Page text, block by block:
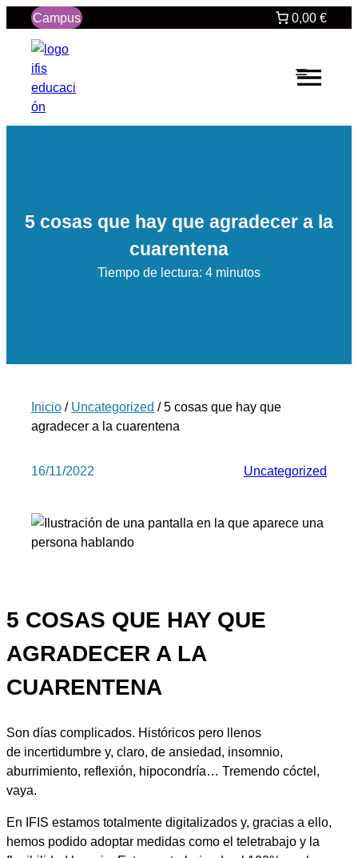
Saltar
contenido
Campus 0,00 €
5 cosas que hay que agradecer a la
cuarentena
Tiempo de lectura: 4 minutos
Inicio / Uncategorized / 5 cosas que hay que
agradecer a la cuarentena
16/11/2022 Uncategorized
5 COSAS QUE HAY QUE
AGRADECER A LA
CUARENTENA
Son días complicados. Históricos pero llenos
de incertidumbre y, claro, de ansiedad, insomnio,
aburrimiento, reflexión, hipocondría… Tremendo cóctel,
vaya.
En IFIS estamos totalmente digitalizados y, gracias a ello,
hemos podido adoptar medidas como el teletrabajo y la